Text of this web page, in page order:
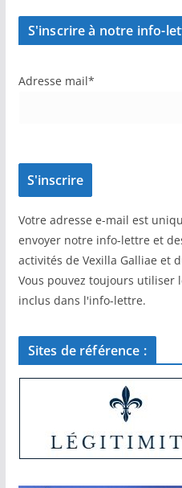
S'inscrire à notre info-
Adresse mail*
Votre adresse e-mail est
envoyer notre info-lettre et
activités de Vexilla Galliae et
Vous pouvez toujours utiliser
inclus dans l'info-lettre.
Sites de référence :